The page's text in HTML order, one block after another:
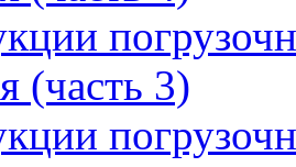
(часть 3)